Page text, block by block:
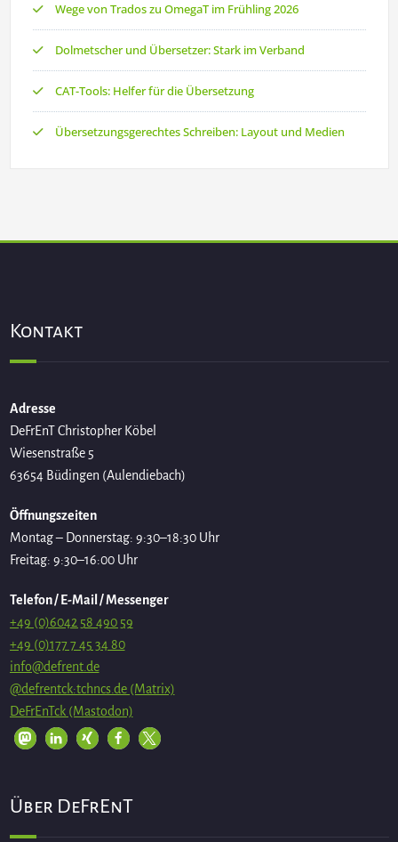
Wege von Trados zu OmegaT im Frühling 2026
Dolmetscher und Übersetzer: Stark im Verband
CAT-Tools: Helfer für die Übersetzung
Übersetzungsgerechtes Schreiben: Layout und Medien
Kontakt
Adresse
DeFrEnT Christopher Köbel
Wiesenstraße 5
63654 Büdingen (Aulendiebach)
Öffnungszeiten
Montag – Donnerstag: 9:30–18:30 Uhr
Freitag: 9:30–16:00 Uhr
Telefon / E-Mail / Messenger
+49 (0)6042 58 490 59
+49 (0)177 7 45 34 80
info@defrent.de
@defrentck:tchncs.de (Matrix)
DeFrEnTck (Mastodon)
Über DeFrEnT